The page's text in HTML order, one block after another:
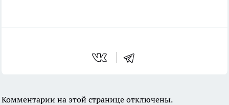
Комментарии на этой странице отключены.